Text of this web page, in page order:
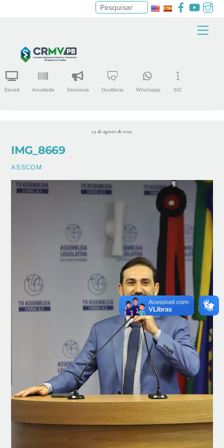
content
Facebook
Siscad Anuidade Denúncia Ouvidoria Whatsapp SIC
Pesquisar
25 de agosto de 2025
IMG_8669
ASSCOM